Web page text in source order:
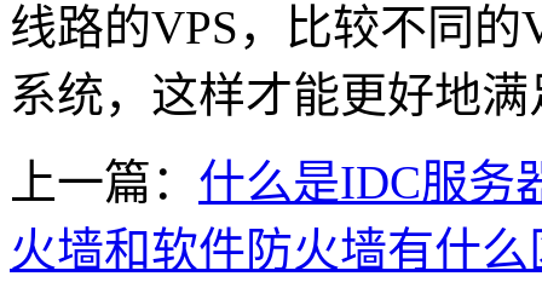
线路的VPS，比较不同
系统，这样才能更好地
上一篇： 什么是IDC服务
火墙和软件防火墙有什么